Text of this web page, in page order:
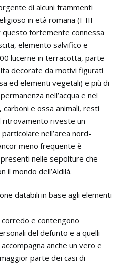
di alcuni frammenti
in età romana (I-III
questo fortemente connessa
elemento salvifico e
lucerne in terracotta, parte
decorate da motivi figurati
ed elementi vegetali) e più di
nell’acqua e nel
e ossa animali, resti
ritrovamento riveste un
nell’area nord-
meno frequente è
nelle sepolture che
mondo dell’Aldilà.
databili in base agli elementi
e contengono
del defunto e a quelli
anche un vero e
parte dei casi di